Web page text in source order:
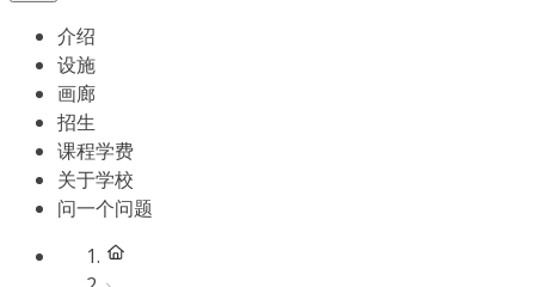
介绍
设施
画廊
招生
课程学费
关于学校
问一个问题